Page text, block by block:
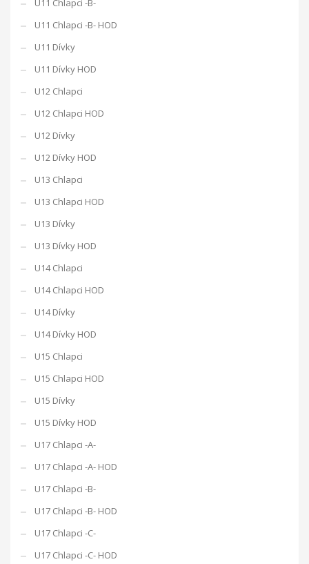
U11 Chlapci -B-
U11 Chlapci -B- HOD
U11 Dívky
U11 Dívky HOD
U12 Chlapci
U12 Chlapci HOD
U12 Dívky
U12 Dívky HOD
U13 Chlapci
U13 Chlapci HOD
U13 Dívky
U13 Dívky HOD
U14 Chlapci
U14 Chlapci HOD
U14 Dívky
U14 Dívky HOD
U15 Chlapci
U15 Chlapci HOD
U15 Dívky
U15 Dívky HOD
U17 Chlapci -A-
U17 Chlapci -A- HOD
U17 Chlapci -B-
U17 Chlapci -B- HOD
U17 Chlapci -C-
U17 Chlapci -C- HOD